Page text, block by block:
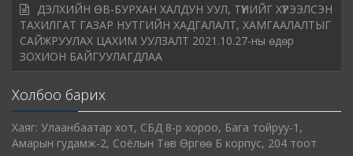
ДЭЛХИЙН ӨВ-БУРХАН ХАЛДУН УУЛ, ТҮҮНИЙГ ХҮРЭЭЛСЭН
ТАХИЛГАТ ГАЗАР НУТГИЙН ХАДГАЛАЛТ, ХАМГААЛАЛТЫГ
САЙЖРУУЛАХ ЦАХИМ УУЛЗАЛТ 2021.10.27-ны өдөр
ЗОХИОН БАЙГУУЛАГДЛАА
Холбоо барих
Хаяг: Улаанбаатар хот, СБД 8-р хороо, Бага тойруу-1,
Амарын гудамж-2, Соёлын Төв Өргөө Б корпус, 204 тоот